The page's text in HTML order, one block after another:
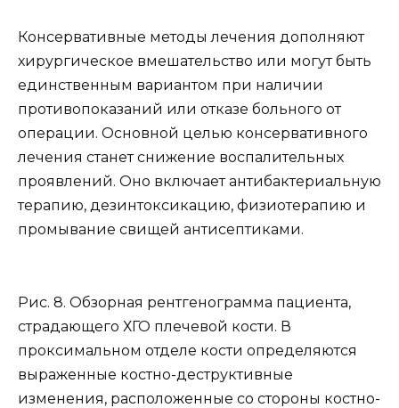
Консервативные методы лечения дополняют
хирургическое вмешательство или могут быть
единственным вариантом при наличии
противопоказаний или отказе больного от
операции. Основной целью консервативного
лечения станет снижение воспалительных
проявлений. Оно включает антибактериальную
терапию, дезинтоксикацию, физиотерапию и
промывание свищей антисептиками.
Рис. 8. Обзорная рентгенограмма пациента,
страдающего ХГО плечевой кости. В
проксимальном отделе кости определяются
выраженные костно-деструктивные
изменения, расположенные со стороны костно-